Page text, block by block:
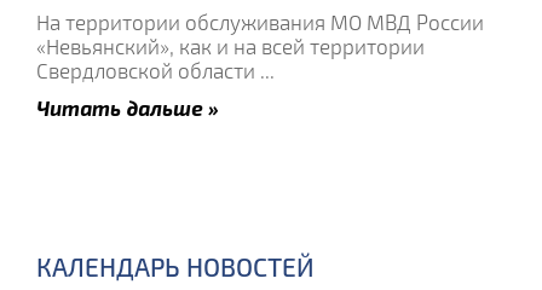
На территории обслуживания МО МВД России
«Невьянский», как и на всей территории
Свердловской области ...
Читать дальше »
КАЛЕНДАРЬ НОВОСТЕЙ